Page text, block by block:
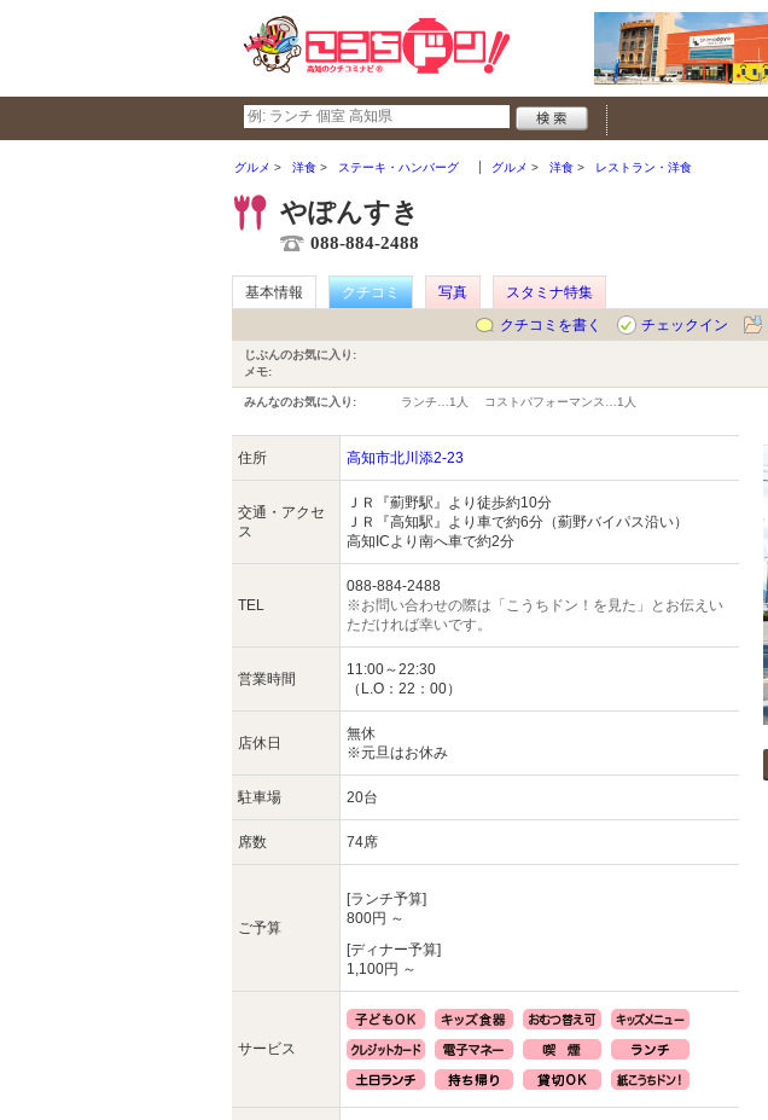
グルメ 洋食 ステーキ・ハンバーグ グルメ 洋食 レストラン・洋食
やぽんすき
088-884-2488
基本情報 クチコミ 写真
スタミナ特集
クチコミを書く
チェックイン
じぶんのお気に入り:
メモ:
みんなのお気に入り: ランチ… 1人 コストパフォーマンス… 1人
住所 高知市北川添2-23
交通・アクセ
ス
ＪＲ『薊野駅』より徒歩約10分
ＪＲ『高知駅』より車で約6分（薊野バイパス沿い）
高知ICより南へ車で約2分
TEL
088-884-2488
※お問い合わせの際は「こうちドン！を見た」とお伝えい
ただければ幸いです。
営業時間
11:00～22:30
（L.O：22：00）
店休日
無休
※元旦はお休み
駐車場 20台
席数 74席
ご予算
[ランチ予算]
800円 ～
[ディナー予算]
1,100円 ～
サービス